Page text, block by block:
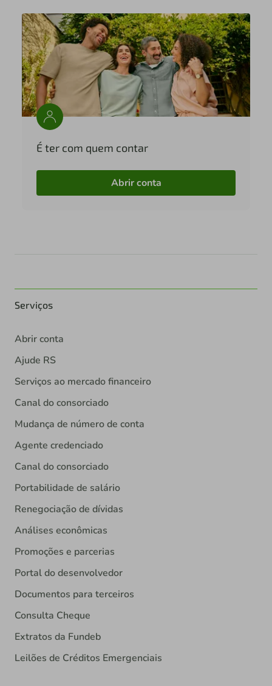
É ter com quem contar
Abrir conta
Serviços
Abrir conta
Ajude RS
Serviços ao mercado financeiro
Canal do consorciado
Mudança de número de conta
Agente credenciado
Canal do consorciado
Portabilidade de salário
Renegociação de dívidas
Análises econômicas
Promoções e parcerias
Portal do desenvolvedor
Documentos para terceiros
Consulta Cheque
Extratos da Fundeb
Leilões de Créditos Emergenciais